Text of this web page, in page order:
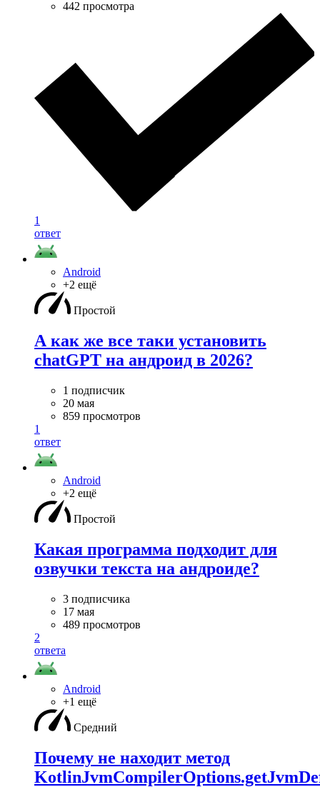
442 просмотра
1
ответ
Android
+2 ещё
Простой
А как же все таки установить
chatGPT на андроид в 2026?
1 подписчик
20 мая
859 просмотров
1
ответ
Android
+2 ещё
Простой
Какая программа подходит для
озвучки текста на андроиде?
3 подписчика
17 мая
489 просмотров
2
ответа
Android
+1 ещё
Средний
Почему не находит метод